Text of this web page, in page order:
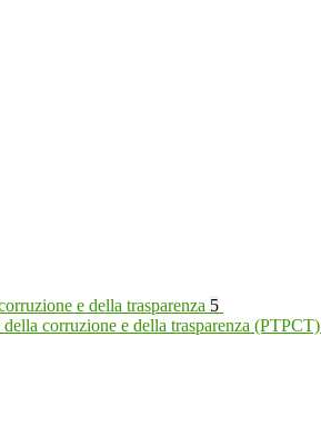
e della trasparenza 5
corruzione e della trasparenza (PTPCT)